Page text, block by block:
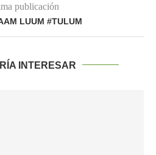
publicación
LUUM #TULUM
INTERESAR